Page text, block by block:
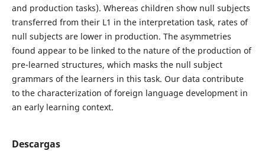
and production tasks). Whereas children show null subjects
transferred from their L1 in the interpretation task, rates of
null subjects are lower in production. The asymmetries
found appear to be linked to the nature of the production of
pre-learned structures, which masks the null subject
grammars of the learners in this task. Our data contribute
to the characterization of foreign language development in
an early learning context.
Descargas